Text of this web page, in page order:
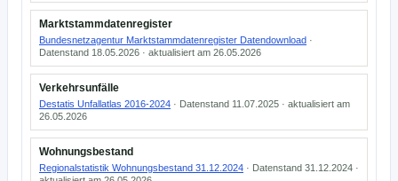
Marktstammdatenregister
Bundesnetzagentur Marktstammdatenregister Datendownload ·
Datenstand 18.05.2026 · aktualisiert am 26.05.2026
Verkehrsunfälle
Destatis Unfallatlas 2016-2024 · Datenstand 11.07.2025 · aktualisiert am
26.05.2026
Wohnungsbestand
Regionalstatistik Wohnungsbestand 31.12.2024 · Datenstand 31.12.2024 ·